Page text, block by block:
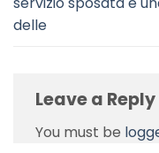
delle
Leave a Reply
You must be